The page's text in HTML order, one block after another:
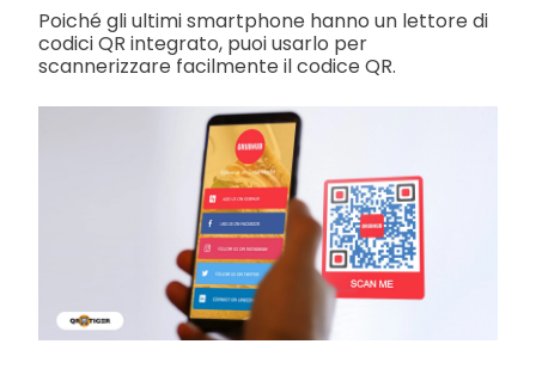
Poiché gli ultimi smartphone hanno un lettore di
codici QR integrato, puoi usarlo per
scannerizzare facilmente il codice QR.